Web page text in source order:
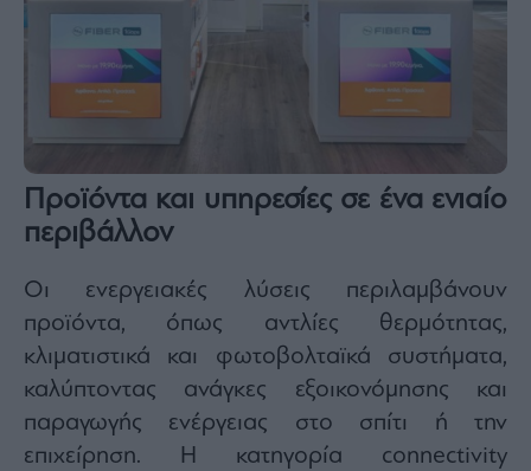
Προϊόντα και υπηρεσίες σε ένα ενιαίο
περιβάλλον
Οι ενεργειακές λύσεις περιλαμβάνουν
προϊόντα, όπως αντλίες θερμότητας,
κλιματιστικά και φωτοβολταϊκά συστήματα,
καλύπτοντας ανάγκες εξοικονόμησης και
παραγωγής ενέργειας στο σπίτι ή την
επιχείρηση. Η κατηγορία connectivity